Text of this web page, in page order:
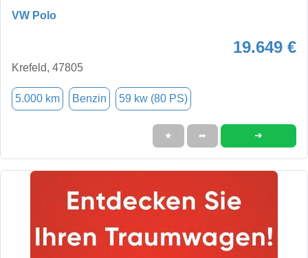
VW Polo
19.649 €
Krefeld, 47805
5.000 km Benzin 59 kw (80 PS)
★ ➦ ➜